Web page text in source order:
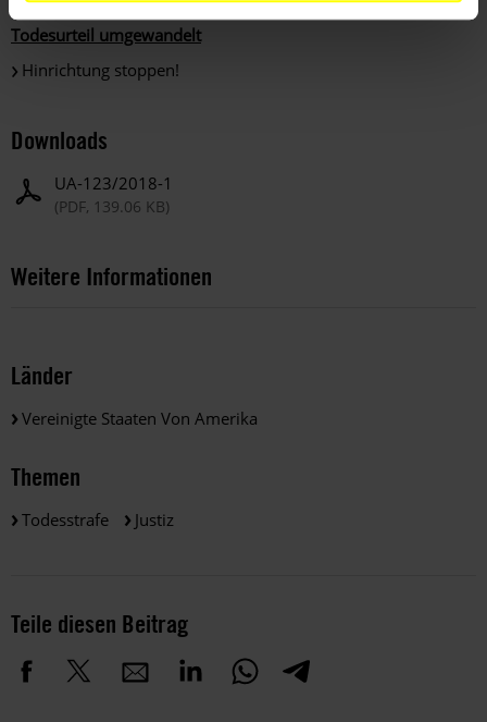
Todesurteil umgewandelt
Hinrichtung stoppen!
Downloads
UA-123/2018-1
(PDF, 139.06 KB)
Weitere Informationen
Länder
Vereinigte Staaten Von Amerika
Themen
Todesstrafe Justiz
Teile diesen Beitrag